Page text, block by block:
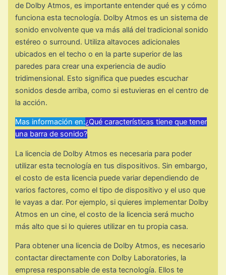
de Dolby Atmos, es importante entender qué es y cómo
funciona esta tecnología. Dolby Atmos es un sistema de
sonido envolvente que va más allá del tradicional sonido
estéreo o surround. Utiliza altavoces adicionales
ubicados en el techo o en la parte superior de las
paredes para crear una experiencia de audio
tridimensional. Esto significa que puedes escuchar
sonidos desde arriba, como si estuvieras en el centro de
la acción.
Mas información en:¿Qué características tiene que tener
una barra de sonido?
La licencia de Dolby Atmos es necesaria para poder
utilizar esta tecnología en tus dispositivos. Sin embargo,
el costo de esta licencia puede variar dependiendo de
varios factores, como el tipo de dispositivo y el uso que
le vayas a dar. Por ejemplo, si quieres implementar Dolby
Atmos en un cine, el costo de la licencia será mucho
más alto que si lo quieres utilizar en tu propia casa.
Para obtener una licencia de Dolby Atmos, es necesario
contactar directamente con Dolby Laboratories, la
empresa responsable de esta tecnología. Ellos te